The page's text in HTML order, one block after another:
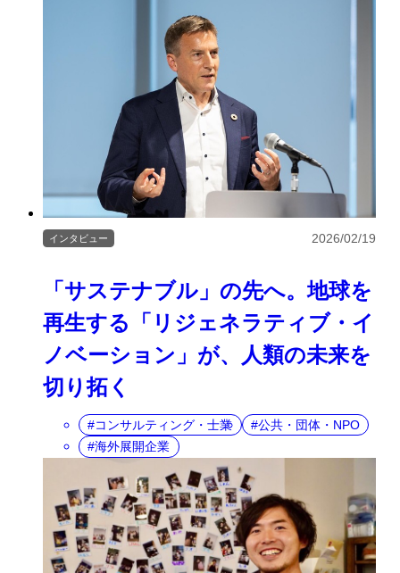
「サステナブル」の先へ。地球を
再生する「リジェネラティブ・イ
ノベーション」が、人類の未来を
切り拓く
インタビュー 2026/02/19
コンサルティング・士業
公共・団体・NPO
海外展開企業